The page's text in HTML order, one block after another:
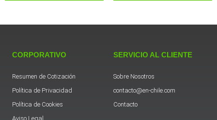
CORPORATIVO
Resumen de Cotización
Política de Privacidad
Política de Cookies
Aviso Legal
SERVICIO AL CLIENTE
Sobre Nosotros
contacto@en-chile.com
Contacto